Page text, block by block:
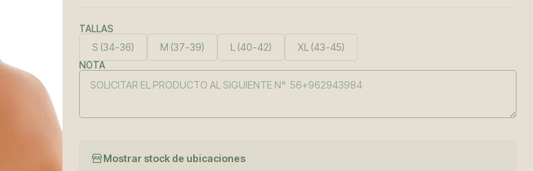
TALLAS
S (34-36) M (37-39) L (40-42) XL (43-45)
NOTA
Mostrar stock de ubicaciones